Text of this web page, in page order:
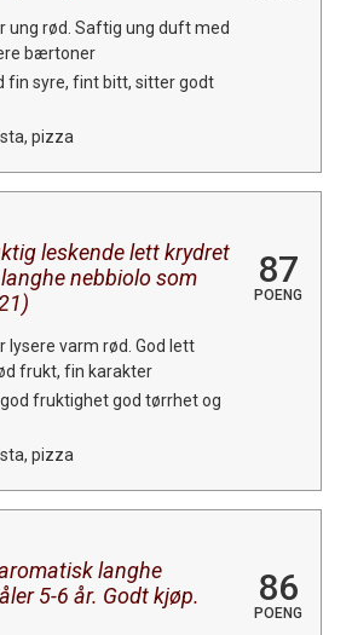
ung rød. Saftig ung duft med
bærtoner
fin syre, fint bitt, sitter godt
pizza
leskende lett krydret
nebbiolo som
87
POENG
lysere varm rød. God lett
frukt, fin karakter
god fruktighet god tørrhet og
pizza
langhe
5-6 år. Godt kjøp.
86
POENG